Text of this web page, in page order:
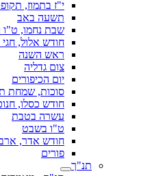
י"ז בתמוז,
תשעה באב
שבת נחמו, ט"ו
חודש אלול,
ראש השנה
צום גדליה
יום הכיפורים
סוכות, שמחת
חודש כסלו,
עשרה בטבת
ט"ו בשבט
חודש אדר,
פורים
תנ"ך